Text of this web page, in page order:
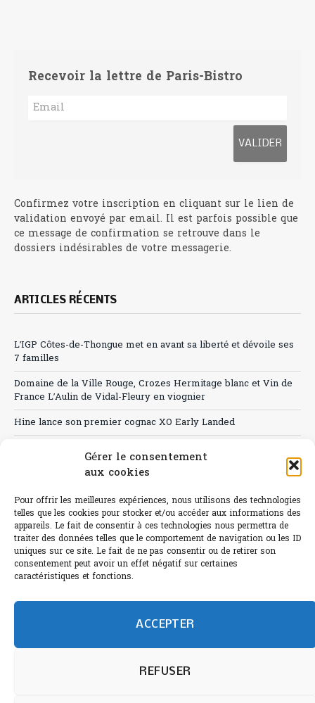
Gérer le consentement
aux cookies
Pour offrir les meilleures expériences, nous utilisons des technologies
telles que les cookies pour stocker et/ou accéder aux informations des
appareils. Le fait de consentir à ces technologies nous permettra de
traiter des données telles que le comportement de navigation ou les ID
uniques sur ce site. Le fait de ne pas consentir ou de retirer son
consentement peut avoir un effet négatif sur certaines
caractéristiques et fonctions.
ACCEPTER
REFUSER
Recevoir la lettre de Paris-Bistro
Confirmez votre inscription en cliquant sur le lien de
validation envoyé par email. Il est parfois possible que
ce message de confirmation se retrouve dans le
dossiers indésirables de votre messagerie.
ARTICLES RÉCENTS
L’IGP Côtes-de-Thongue met en avant sa liberté et dévoile ses
7 familles
Domaine de la Ville Rouge, Crozes Hermitage blanc et Vin de
France L’Aulin de Vidal-Fleury en viognier
Hine lance son premier cognac XO Early Landed
Sélection de rosés 2026
L'abus d'alcool est dangereux pour la santé.
©paris-bistro 2026 Paris-bistro.com est une publication 100%
mail: contact@paris-bistro.com